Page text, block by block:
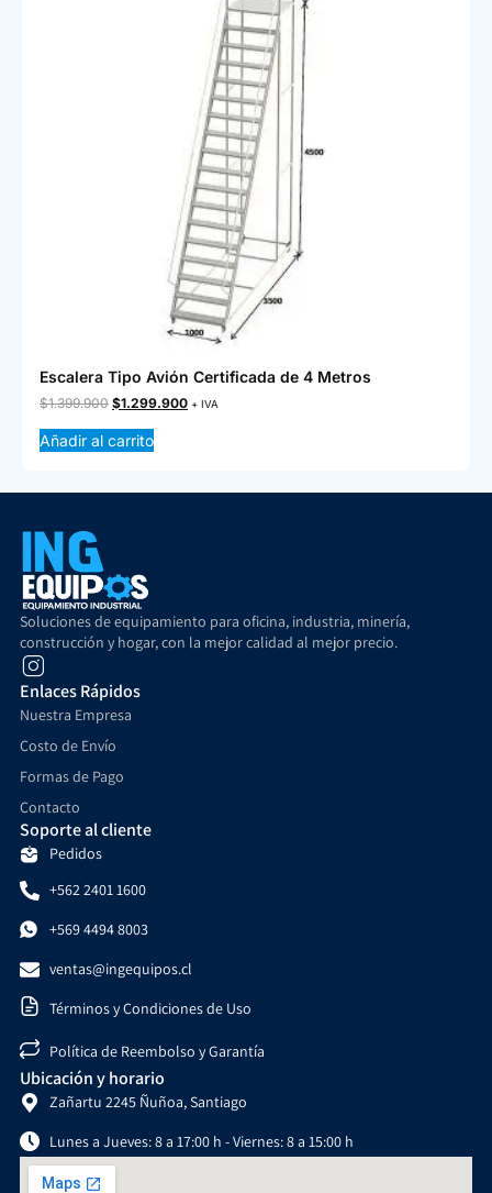
Escalera Tipo Avión Certificada de 4 Metros
$1.399.900 $1.299.900 + IVA
Añadir al carrito
Soluciones de equipamiento para oficina, industria, minería,
construcción y hogar, con la mejor calidad al mejor precio.
Enlaces Rápidos
Nuestra Empresa
Costo de Envío
Formas de Pago
Contacto
Soporte al cliente
Pedidos
+562 2401 1600
+569 4494 8003
ventas@ingequipos.cl
Términos y Condiciones de Uso
Política de Reembolso y Garantía
Ubicación y horario
Zañartu 2245 Ñuñoa, Santiago
Lunes a Jueves: 8 a 17:00 h - Viernes: 8 a 15:00 h